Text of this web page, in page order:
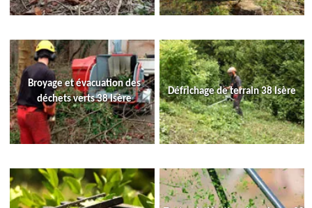
Broyage et évacuation des
déchets verts 38 Isère
Défrichage de terrain 38 Isère